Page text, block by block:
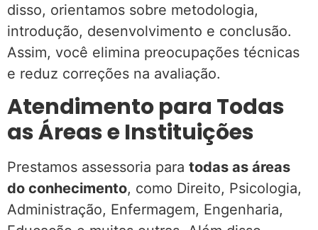
disso, orientamos sobre metodologia,
introdução, desenvolvimento e conclusão.
Assim, você elimina preocupações técnicas
e reduz correções na avaliação.
Atendimento para Todas
as Áreas e Instituições
Prestamos assessoria para todas as áreas
do conhecimento, como Direito, Psicologia,
Administração, Enfermagem, Engenharia,